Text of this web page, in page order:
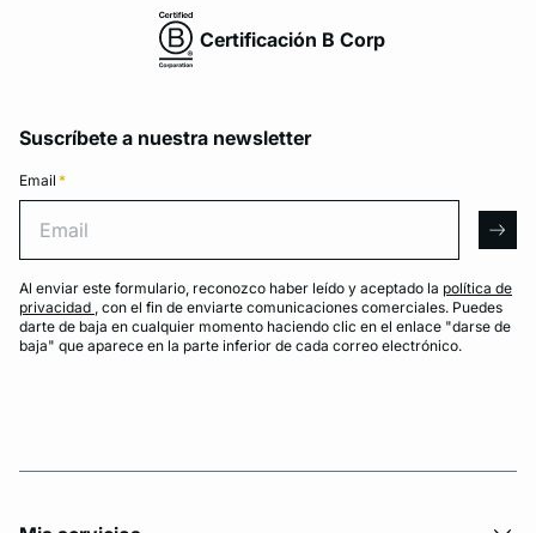
Certificación B Corp
Suscríbete a nuestra newsletter
Email *
Al enviar este formulario, reconozco haber leído y aceptado la política de
privacidad , con el fin de enviarte comunicaciones comerciales. Puedes
darte de baja en cualquier momento haciendo clic en el enlace "darse de
baja" que aparece en la parte inferior de cada correo electrónico.